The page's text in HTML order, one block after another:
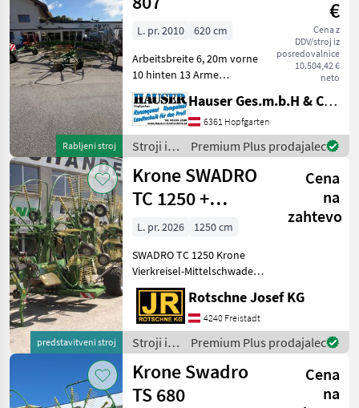
spravilo
/ Krone
Rabljeni stroj
€
Cena z
DDV/stroj iz
posredovalnice
10.504,42 €
neto
L. pr. 2010
620 cm
Arbeitsbreite 6, 20m vorne
10 hinten 13 Arme
Schwadbreite 80- 140cm
gelenktes Fahrwerk
Weitwinkelgelenkwelle 4
Zinkenreihen Klappzinken 6
Rad Fahrwerk falls
Hauser Ges.m.b.H & Co.KG
6361 Hopfgarten
Stroji in
oprema
za žetev
in
spravilo
/ Krone
Premium Plus prodajalec
predstavitveni stroj
Krone SWADRO
TC 1250 +
Elektropaket!
Cena
na
zahtevo
L. pr. 2026
1250 cm
SWADRO TC 1250 Krone
Vierkreisel-Mittelschwader
Arbeitsbreite 9.800 bis
12.500 mm Schwadbreite c.
1.200 bis 2.200 mm
Kreiselhöhenverstellung
per Elektrom
Rotschne Josef KG
4240 Freistadt
Stroji in
oprema
za žetev
in
Premium Plus prodajalec
Krone Swadro
TS 680
Cena
na